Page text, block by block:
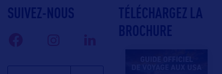
SUIVEZ-NOUS
TÉLÉCHARGEZ LA
BROCHURE